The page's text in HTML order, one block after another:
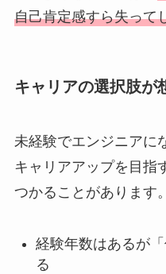
自己肯定感すら失って
キャリアの選択肢が
未経験でエンジニアに
キャリアアップを目指
つかることがあります。
経験年数はあるが
る